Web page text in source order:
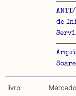
.csv para
de
livro